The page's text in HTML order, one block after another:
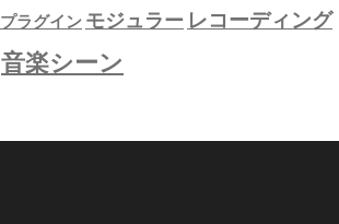
プラグイン モジュラー レコーディング
音楽シーン